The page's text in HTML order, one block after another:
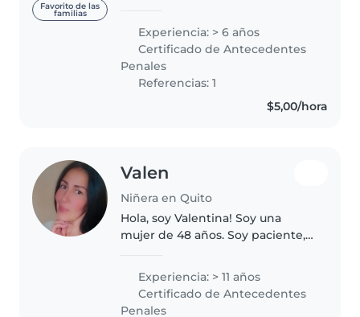
Favorito de las
familias
pequeños, he trabajado de
niñera, durante 6 años, me
encanta compartir mis
experiencias y..
Experiencia: > 6 años
Certificado de Antecedentes
Penales
Referencias: 1
$5,00/hora
Valen
Niñera en Quito
Hola, soy Valentina! Soy una
mujer de 48 años. Soy paciente,
También me gustan los animales
en especial los perros. Soy
abuela de 2 niñ@s y hasta ahora..
Experiencia: > 11 años
Certificado de Antecedentes
Penales